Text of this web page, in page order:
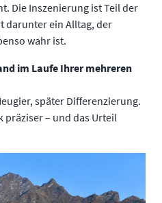
Die Inszenierung ist Teil der
darunter ein Alltag, der
wahr ist.
im Laufe Ihrer mehreren
später Differenzierung.
präziser – und das Urteil